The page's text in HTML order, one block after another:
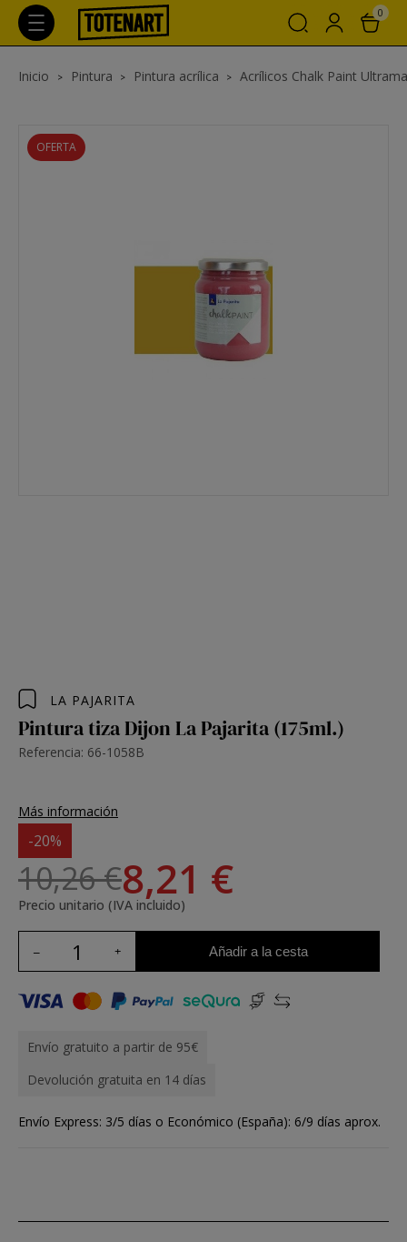
0
Inicio Pintura Pintura acrílica Acrílicos Chalk Paint
OFERTA
LA PAJARITA
Pintura tiza Dijon La Pajarita (175ml.)
Referencia: 66-1058B
Más información
-20%
10,26 €8,21 €
Precio unitario (IVA incluido)
Añadir a la cesta
Envío gratuito a partir de 95€
Devolución gratuita en 14 días
Envío Express: 3/5 días o Económico (España): 6/9 días aprox.